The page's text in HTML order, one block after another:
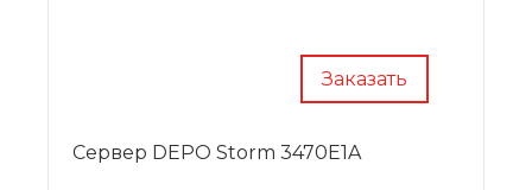
Заказать
Сервер DEPO Storm 3470E1A